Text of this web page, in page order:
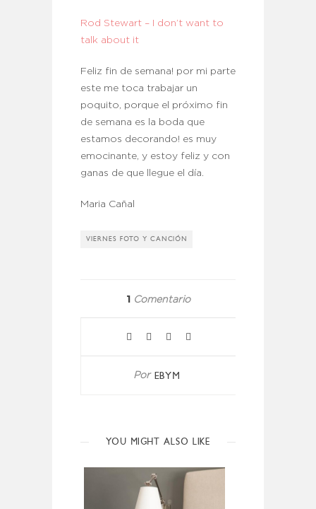
Rod Stewart – I don’t want to
talk about it
Feliz fin de semana! por mi parte
este me toca trabajar un
poquito, porque el próximo fin
de semana es la boda que
estamos decorando! es muy
emocinante, y estoy feliz y con
ganas de que llegue el día.
Maria Cañal
VIERNES FOTO Y CANCIÓN
1 Comentario
Por EBYM
YOU MIGHT ALSO LIKE